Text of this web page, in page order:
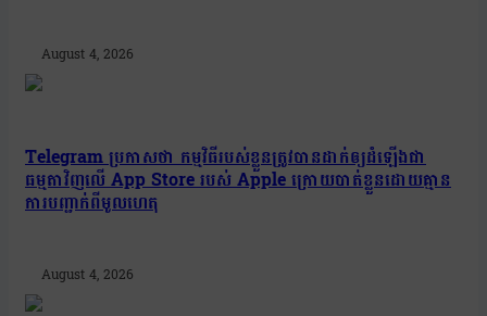
August 4, 2026
Telegram ប្រកាសថា កម្មវិធីរបស់ខ្លួនត្រូវបានដាក់ឲ្យដំឡើងជា
ធម្មតាវិញលើ App Store របស់ Apple ក្រោយបាត់ខ្លួនដោយគ្មាន
ការបញ្ជាក់ពីមូលហេតុ
August 4, 2026